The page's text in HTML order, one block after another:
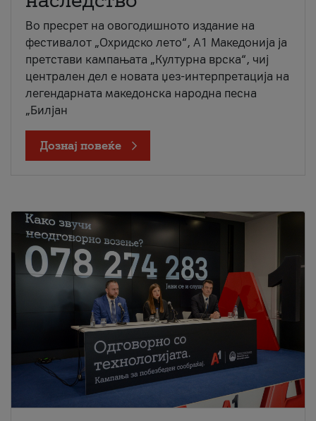
Во пресрет на овогодишното издание на
фестивалот „Охридско лето“, А1 Македонија ја
претстави кампањата „Културна врска“, чиј
централен дел е новата џез-интерпретација на
легендарната македонска народна песна
„Билјан
Дознај повеќе